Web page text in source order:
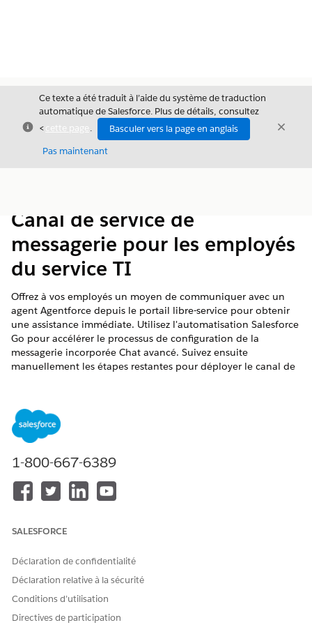
Fermer
Ce texte a été traduit à l’aide du système de traduction
automatique de Salesforce. Plus de détails, consultez
<cette page .
Basculer vers la page en anglais
Pas maintenant
Fermer
Canal de service de
messagerie pour les employés
du service TI
Offrez à vos employés un moyen de communiquer avec un
agent Agentforce depuis le portail libre-service pour obtenir
une assistance immédiate. Utilisez l'automatisation Salesforce
Go pour accélérer le processus de configuration de la
messagerie incorporée Chat avancé. Suivez ensuite
manuellement les étapes restantes pour déployer le canal de
Disponible avec : Lightning Experience
Disponible avec : éditions
Accès des employés au chat avancé pour les services
Attribuez les autorisations requises à vos utilisateurs
Agentforce Employé du service TI en utilisant la
messagerie incorporée au portail libre-service.
Automatisation de la configuration de Chat avancée pour
les employés des services informatiques
1-800-667-6389
SALESFORCE
Déclaration de confidentialité
Déclaration relative à la sécurité
Conditions d’utilisation
Directives de participation